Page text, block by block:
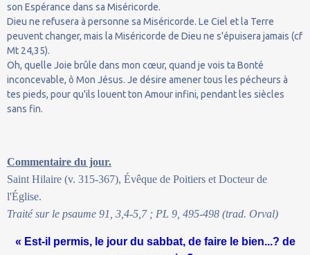
son Espérance dans sa Miséricorde.
Dieu ne refusera à personne sa Miséricorde. Le Ciel et la Terre
peuvent changer, mais la Miséricorde de Dieu ne s'épuisera jamais (cf
Mt 24,35).
Oh, quelle Joie brûle dans mon cœur, quand je vois ta Bonté
inconcevable, ô Mon Jésus. Je désire amener tous les pécheurs à
tes pieds, pour qu'ils louent ton Amour infini, pendant les siècles
sans fin.
Commentaire du jour.
Saint Hilaire (v. 315-367), Évêque de Poitiers et Docteur de
l'Église.
Traité sur le psaume 91, 3,4-5,7 ; PL 9, 495-498 (trad. Orval)
« Est-il permis, le jour du sabbat, de faire le bien...? de